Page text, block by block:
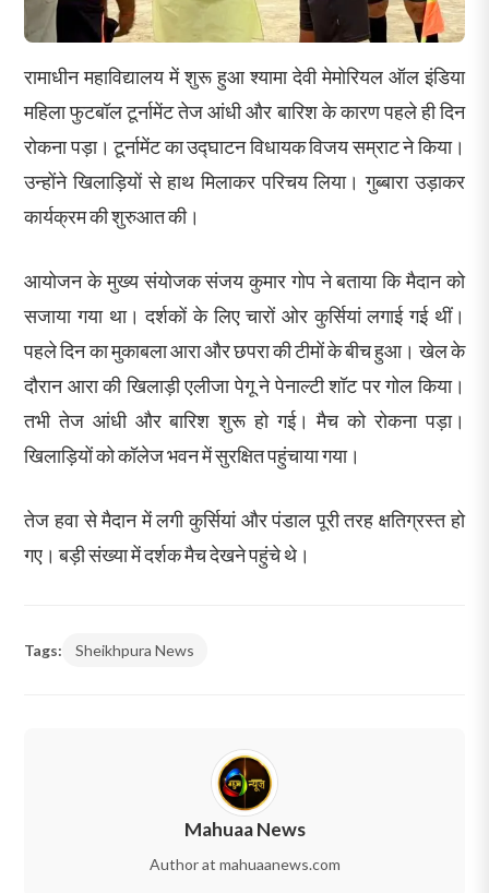
रामाधीन महाविद्यालय में शुरू हुआ श्यामा देवी मेमोरियल ऑल इंडिया
महिला फुटबॉल टूर्नामेंट तेज आंधी और बारिश के कारण पहले ही दिन
रोकना पड़ा। टूर्नामेंट का उद्घाटन विधायक विजय सम्राट ने किया।
उन्होंने खिलाड़ियों से हाथ मिलाकर परिचय लिया। गुब्बारा उड़ाकर
कार्यक्रम की शुरुआत की।
आयोजन के मुख्य संयोजक संजय कुमार गोप ने बताया कि मैदान को
सजाया गया था। दर्शकों के लिए चारों ओर कुर्सियां लगाई गई थीं।
पहले दिन का मुकाबला आरा और छपरा की टीमों के बीच हुआ। खेल के
दौरान आरा की खिलाड़ी एलीजा पेगू ने पेनाल्टी शॉट पर गोल किया।
तभी तेज आंधी और बारिश शुरू हो गई। मैच को रोकना पड़ा।
खिलाड़ियों को कॉलेज भवन में सुरक्षित पहुंचाया गया।
तेज हवा से मैदान में लगी कुर्सियां और पंडाल पूरी तरह क्षतिग्रस्त हो
गए। बड़ी संख्या में दर्शक मैच देखने पहुंचे थे।
Tags: Sheikhpura News
Mahuaa News
Author at mahuaanews.com